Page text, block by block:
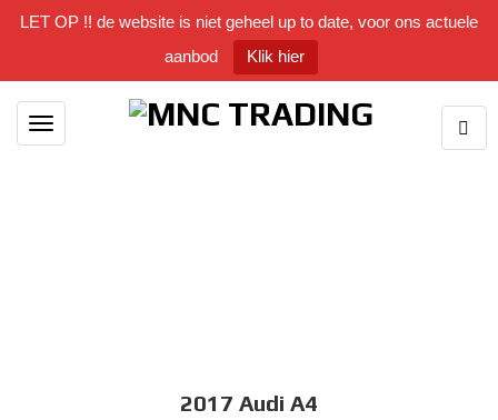
LET OP !! de website is niet geheel up to date, voor ons actuele
aanbod
Klik hier
Toggle
2017 Audi A4